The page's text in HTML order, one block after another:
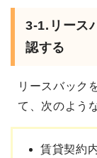
3-1.リース
認する
リースバック
て、次のよう
賃貸契約